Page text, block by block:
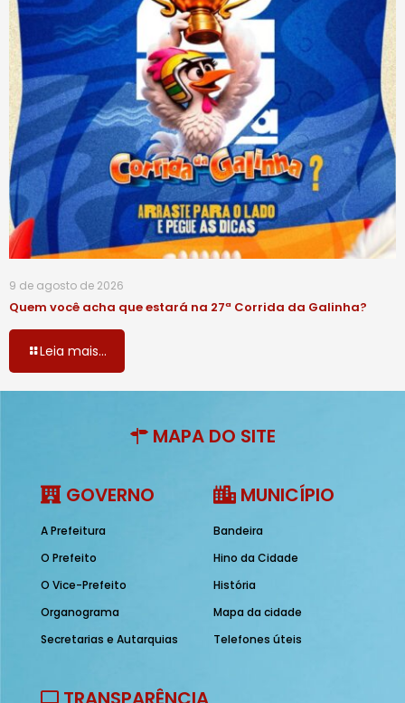
9 de agosto de 2026
Quem você acha que estará na 27ª Corrida da Galinha?
Leia mais...
MAPA DO SITE
GOVERNO
A Prefeitura
O Prefeito
O Vice-Prefeito
Organograma
Secretarias e Autarquias
MUNICÍPIO
Bandeira
Hino da Cidade
História
Mapa da cidade
Telefones úteis